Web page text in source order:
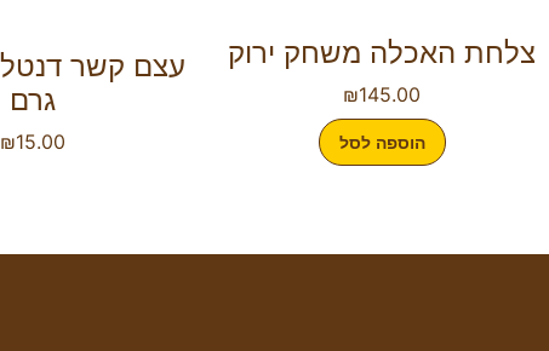
צלחת האכלה משחק ירוק
₪145.00
הוספה לסל
גרם
₪15.00